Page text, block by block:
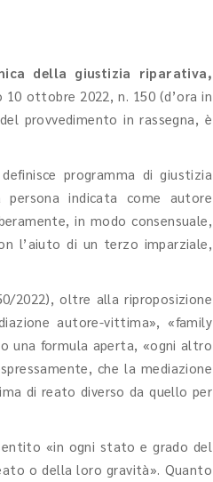
della giustizia riparativa,
ottobre 2022, n. 150 (d’ora in
provvedimento in rassegna, è
programma di giustizia
indicata come autore
in modo consensuale,
l’aiuto di un terzo imparziale,
2022), oltre alla riproposizione
autore-vittima», «family
una formula aperta, «ogni altro
che la mediazione
di reato diverso da quello per
«in ogni stato e grado del
o della loro gravità». Quanto